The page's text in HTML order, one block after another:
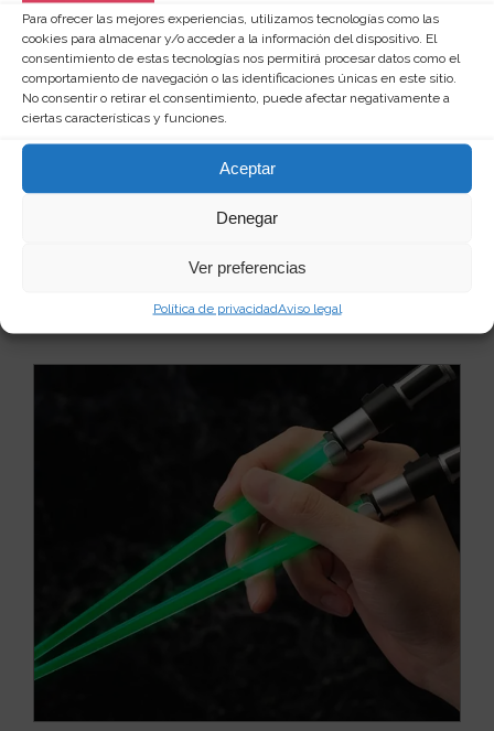
Para ofrecer las mejores experiencias, utilizamos tecnologías como las
cookies para almacenar y/o acceder a la información del dispositivo. El
consentimiento de estas tecnologías nos permitirá procesar datos como el
comportamiento de navegación o las identificaciones únicas en este sitio.
No consentir o retirar el consentimiento, puede afectar negativamente a
ciertas características y funciones.
Aceptar
Denegar
Ver preferencias
Política de privacidadAviso legal
Abalorios sueltos para pulsera star
wars
Tanto si eres de los que se consideran un fanático
acérrimo de la saga de Star Wars, como si simplem...